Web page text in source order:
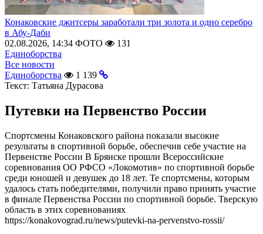
Конаковские джитсеры заработали три золота и одно серебро
в Абу-Даби
02.08.2026, 14:34 ФОТО
131
Единоборства
Все новости
Единоборства
1 139
Текст: Татьяна Дурасова
Путевки на Первенство России
Спортсмены Конаковского района показали высокие
результаты в спортивной борьбе, обеспечив себе участие на
Первенстве России В Брянске прошли Всероссийские
соревнования ОО РФСО «Локомотив» по спортивной борьбе
среди юношей и девушек до 18 лет. Те спортсмены, которым
удалось стать победителями, получили право принять участие
в финале Первенства России по спортивной борьбе. Тверскую
область в этих соревнованиях
https://konakovograd.ru/news/putevki-na-pervenstvo-rossii/